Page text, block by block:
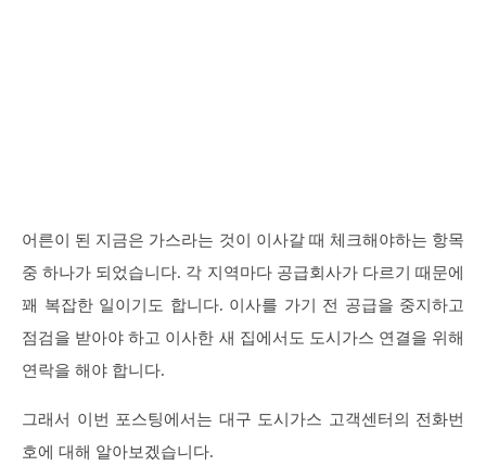
어른이 된 지금은 가스라는 것이 이사갈 때 체크해야하는 항목
중 하나가 되었습니다. 각 지역마다 공급회사가 다르기 때문에
꽤 복잡한 일이기도 합니다. 이사를 가기 전 공급을 중지하고
점검을 받아야 하고 이사한 새 집에서도 도시가스 연결을 위해
연락을 해야 합니다.
그래서 이번 포스팅에서는 대구 도시가스 고객센터의 전화번
호에 대해 알아보겠습니다.